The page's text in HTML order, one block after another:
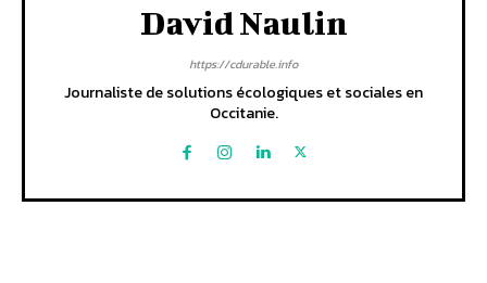
David Naulin
https://cdurable.info
Journaliste de solutions écologiques et sociales en
Occitanie.